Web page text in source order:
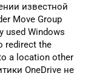
известной
Move Group
used Windows
redirect the
a location other
OneDrive не